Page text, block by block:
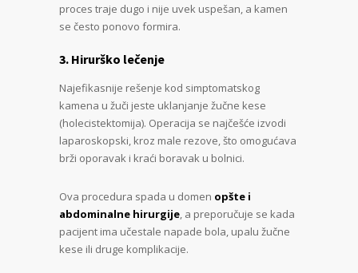
proces traje dugo i nije uvek uspešan, a kamen
se često ponovo formira.
3. Hirurško lečenje
Najefikasnije rešenje kod simptomatskog
kamena u žuči jeste uklanjanje žučne kese
(holecistektomija). Operacija se najčešće izvodi
laparoskopski, kroz male rezove, što omogućava
brži oporavak i kraći boravak u bolnici.
Ova procedura spada u domen opšte i
abdominalne hirurgije, a preporučuje se kada
pacijent ima učestale napade bola, upalu žučne
kese ili druge komplikacije.